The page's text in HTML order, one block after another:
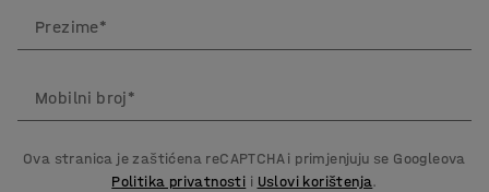
Prezime*
Mobilni broj*
Ova stranica je zaštićena reCAPTCHA i primjenjuju se Googleova
Politika privatnosti i Uslovi korištenja.